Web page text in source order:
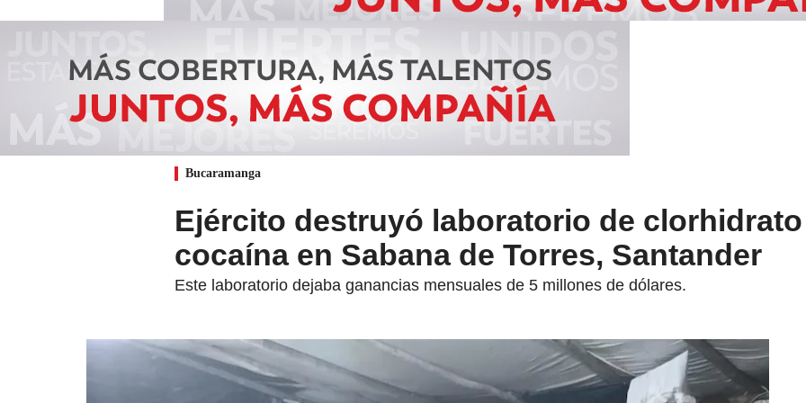
Bucaramanga
Ejército destruyó laboratorio de
cocaína en Sabana de Torres, Santander
Este laboratorio dejaba ganancias mensuales de 5 millones de dólares.